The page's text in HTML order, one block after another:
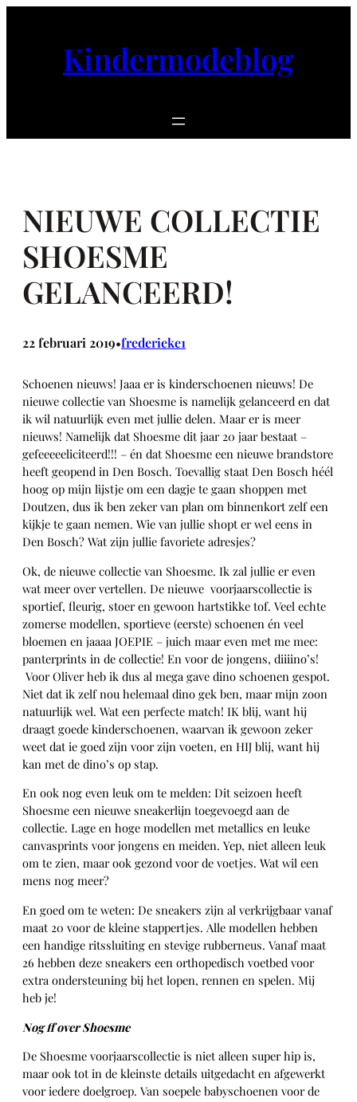
Kindermodeblog
NIEUWE COLLECTIE
SHOESME
GELANCEERD!
22 februari 2019•frederieke1
Schoenen nieuws! Jaaa er is kinderschoenen nieuws! De
nieuwe collectie van Shoesme is namelijk gelanceerd en dat
ik wil natuurlijk even met jullie delen. Maar er is meer
nieuws! Namelijk dat Shoesme dit jaar 20 jaar bestaat –
gefeeeeeliciteerd!!! – én dat Shoesme een nieuwe brandstore
heeft geopend in Den Bosch. Toevallig staat Den Bosch héél
hoog op mijn lijstje om een dagje te gaan shoppen met
Doutzen, dus ik ben zeker van plan om binnenkort zelf een
kijkje te gaan nemen. Wie van jullie shopt er wel eens in
Den Bosch? Wat zijn jullie favoriete adresjes?
Ok, de nieuwe collectie van Shoesme. Ik zal jullie er even
wat meer over vertellen. De nieuwe voorjaarscollectie is
sportief, fleurig, stoer en gewoon hartstikke tof. Veel echte
zomerse modellen, sportieve (eerste) schoenen én veel
bloemen en jaaaa JOEPIE – juich maar even met me mee:
panterprints in de collectie! En voor de jongens, diiiino’s!
Voor Oliver heb ik dus al mega gave dino schoenen gespot.
Niet dat ik zelf nou helemaal dino gek ben, maar mijn zoon
natuurlijk wel. Wat een perfecte match! IK blij, want hij
draagt goede kinderschoenen, waarvan ik gewoon zeker
weet dat ie goed zijn voor zijn voeten, en HIJ blij, want hij
kan met de dino’s op stap.
En ook nog even leuk om te melden: Dit seizoen heeft
Shoesme een nieuwe sneakerlijn toegevoegd aan de
collectie. Lage en hoge modellen met metallics en leuke
canvasprints voor jongens en meiden. Yep, niet alleen leuk
om te zien, maar ook gezond voor de voetjes. Wat wil een
mens nog meer?
En goed om te weten: De sneakers zijn al verkrijgbaar vanaf
maat 20 voor de kleine stappertjes. Alle modellen hebben
een handige ritssluiting en stevige rubberneus. Vanaf maat
26 hebben deze sneakers een orthopedisch voetbed voor
extra ondersteuning bij het lopen, rennen en spelen. Mij
heb je!
Nog ff over Shoesme
De Shoesme voorjaarscollectie is niet alleen super hip is,
maar ook tot in de kleinste details uitgedacht en afgewerkt
voor iedere doelgroep. Van soepele babyschoenen voor de